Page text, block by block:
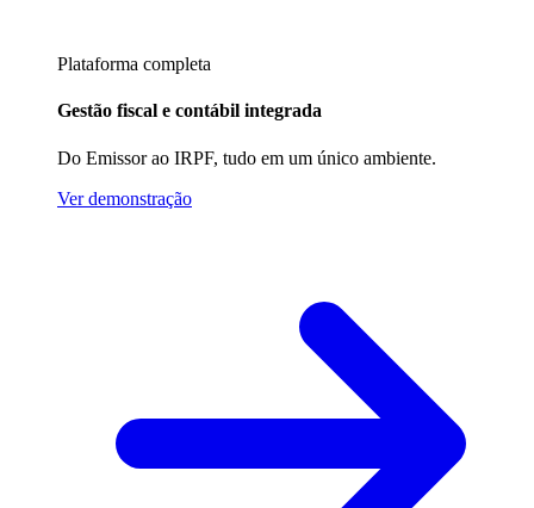
Plataforma completa
Gestão fiscal e contábil integrada
Do Emissor ao IRPF, tudo em um único ambiente.
Ver demonstração